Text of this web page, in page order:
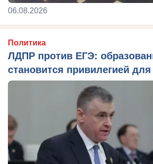
06.08.2026
Политика
ЛДПР против ЕГЭ:
становится привилегией